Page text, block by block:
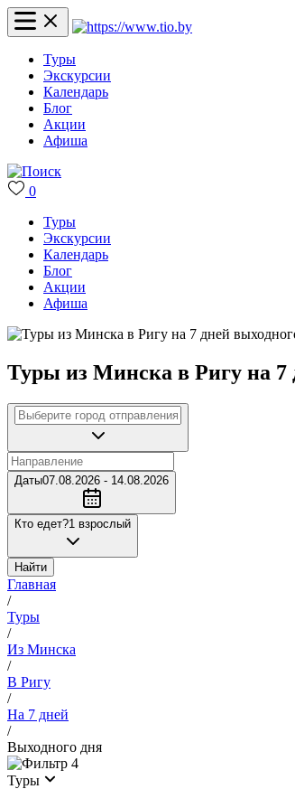
Туры
Экскурсии
Календарь
Блог
Акции
Афиша
0
Туры
Экскурсии
Календарь
Блог
Акции
Афиша
Туры из Минска в Ригу на 7
Даты07.08.2026 - 14.08.2026
Кто едет?1 взрослый
Найти
Главная
/
Туры
/
Из Минска
/
В Ригу
/
На 7 дней
/
Выходного дня
4
Туры